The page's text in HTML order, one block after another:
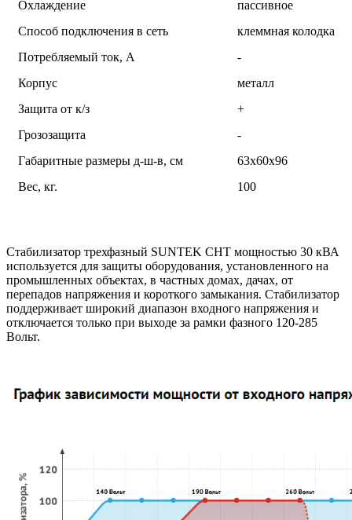
Охлаждение
пассивное
Способ подключения в сеть
клеммная колодка
Потребляемый ток, А
-
Корпус
металл
Защита от к/з
+
Грозозащита
-
Габаритные размеры д-ш-в, см
63х60х96
Вес, кг.
100
Стабилизатор трехфазный SUNTEK СНТ мощностью 30 кВА
используется для защиты оборудования, установленного на
промышленных объектах, в частных домах, дачах, от
перепадов напряжения и короткого замыкания. Стабилизатор
поддерживает широкий диапазон входного напряжения и
отключается только при выходе за рамки фазного 120-285
Вольт.